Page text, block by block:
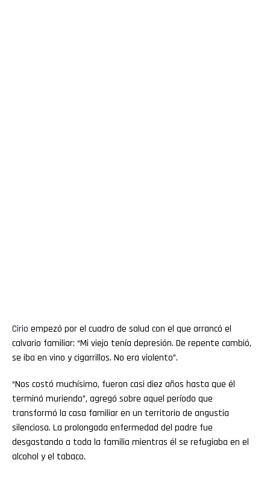
Cirio empezó por el cuadro de salud con el que arrancó el
calvario familiar: “Mi viejo tenía depresión. De repente cambió,
se iba en vino y cigarrillos. No era violento”.
“Nos costó muchísimo, fueron casi diez años hasta que él
terminó muriendo”, agregó sobre aquel período que
transformó la casa familiar en un territorio de angustia
silenciosa. La prolongada enfermedad del padre fue
desgastando a toda la familia mientras él se refugiaba en el
alcohol y el tabaco.